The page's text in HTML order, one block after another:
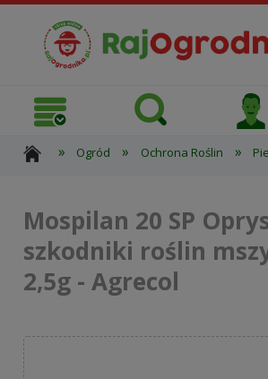
» Ogród » Ochrona Roślin »
Mospilan 20 SP
szkodniki roślin
2,5g - Agrecol